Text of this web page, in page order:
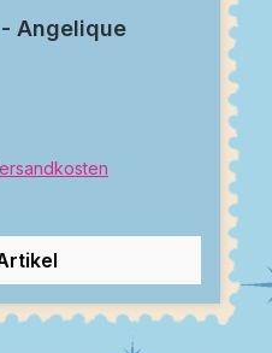
Angelique